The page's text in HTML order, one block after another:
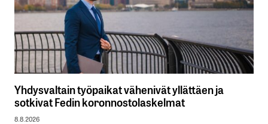
Yhdysvaltain työpaikat vähenivät yllättäen ja
sotkivat Fedin koronnostolaskelmat
8.8.2026